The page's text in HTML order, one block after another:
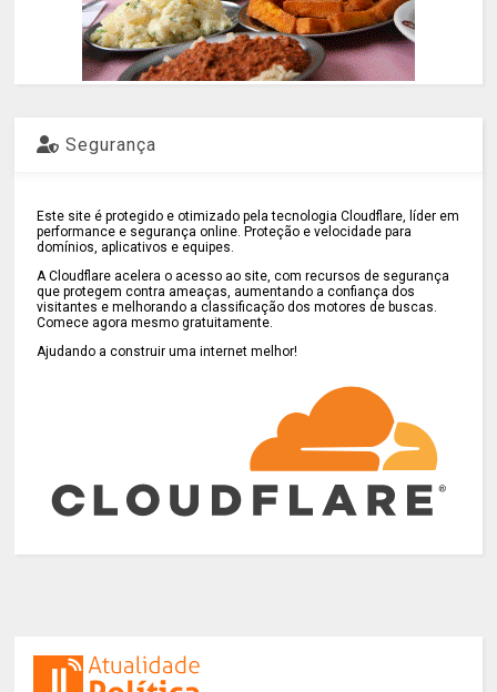
Segurança
Este site é protegido e otimizado pela tecnologia Cloudflare, líder em
performance e segurança online. Proteção e velocidade para
domínios, aplicativos e equipes.
A Cloudflare acelera o acesso ao site, com recursos de segurança
que protegem contra ameaças, aumentando a confiança dos
visitantes e melhorando a classificação dos motores de buscas.
Comece agora mesmo gratuitamente.
Ajudando a construir uma internet melhor!